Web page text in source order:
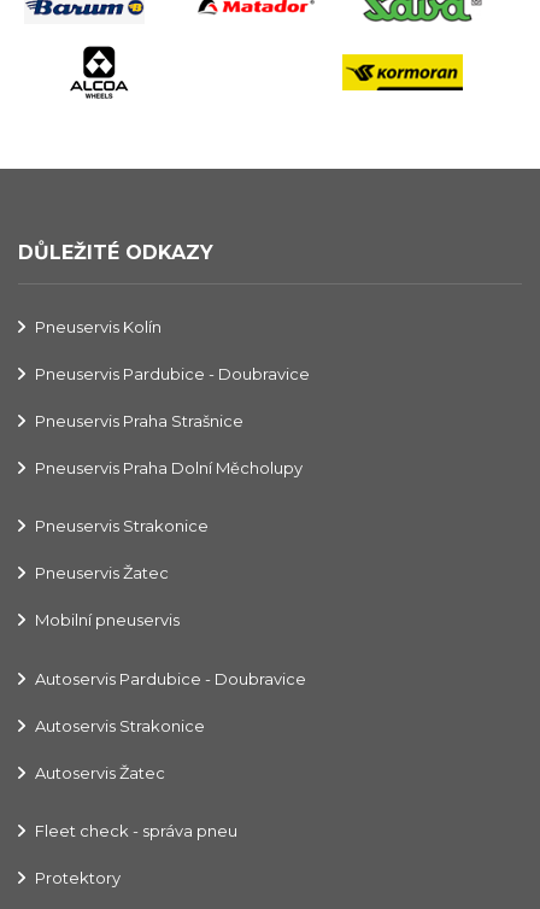
DŮLEŽITÉ ODKAZY
Pneuservis Kolín
Pneuservis Pardubice - Doubravice
Pneuservis Praha Strašnice
Pneuservis Praha Dolní Měcholupy
Pneuservis Strakonice
Pneuservis Žatec
Mobilní pneuservis
Autoservis Pardubice - Doubravice
Autoservis Strakonice
Autoservis Žatec
Fleet check - správa pneu
Protektory